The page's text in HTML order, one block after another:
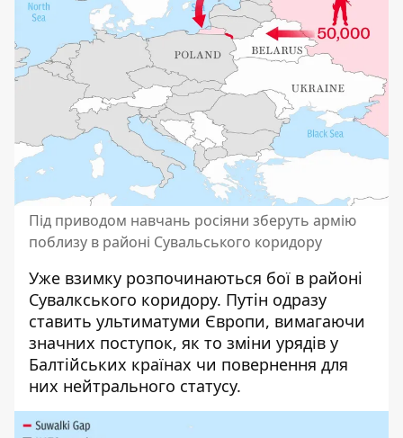
Під приводом навчань росіяни зберуть армію
поблизу в районі Сувальського коридору
Уже взимку розпочинаються бої в районі
Сувалкського коридору. Путін одразу
ставить ультиматуми Європи, вимагаючи
значних поступок, як то зміни урядів у
Балтійських країнах чи повернення для
них нейтрального статусу.